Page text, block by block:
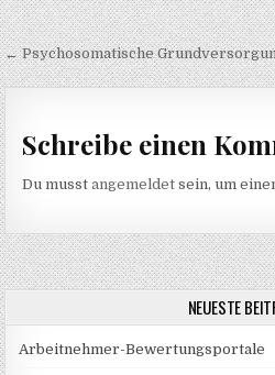
← Psychosomatische
Schreibe einen
Du musstangemeldet sein, um
NEUESTE
Arbeitnehmer-Bewertungsportale